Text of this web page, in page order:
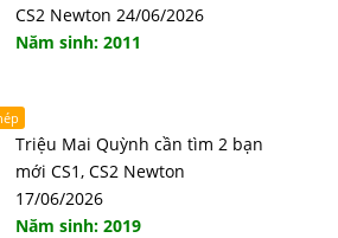
CS2 Newton 24/06/2026
Năm sinh: 2011
Triệu Mai Quỳnh cần tìm 2 bạn
mới CS1, CS2 Newton
17/06/2026
Năm sinh: 2019